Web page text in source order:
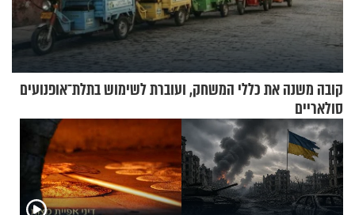
קובה משנה את כללי המשחק, ועוברת לשימוש בתלת־אופנועים
סולאריים